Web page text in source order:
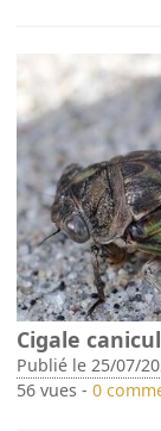
Cigale
Publié le 25/07/
56 vues -0